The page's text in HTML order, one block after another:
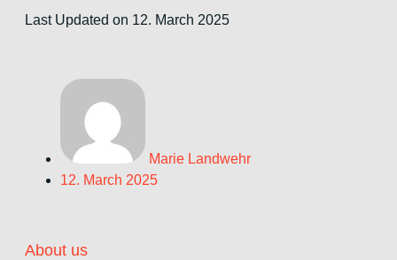
Last Updated on 12. March 2025
Marie Landwehr
12. March 2025
About us